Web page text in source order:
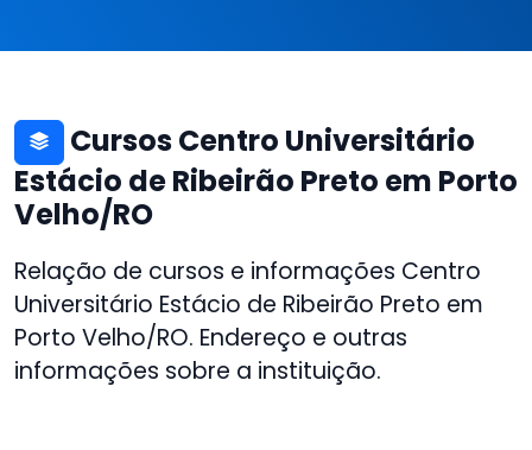
Cursos Centro Universitário
Estácio de Ribeirão Preto em Porto
Velho/RO
Relação de cursos e informações Centro
Universitário Estácio de Ribeirão Preto em
Porto Velho/RO. Endereço e outras
informações sobre a instituição.